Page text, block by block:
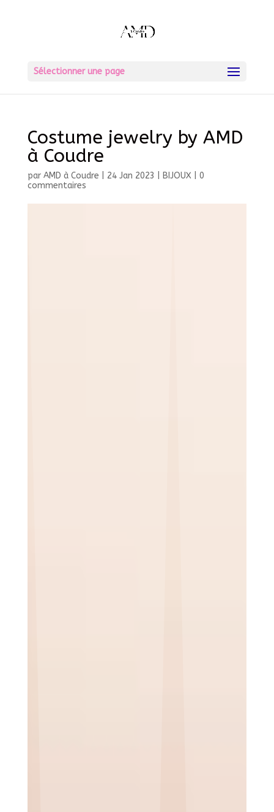
Sélectionner une page
Costume jewelry by AMD
à Coudre
par AMD à Coudre 24 Jan 2023 BIJOUX
0
commentaires